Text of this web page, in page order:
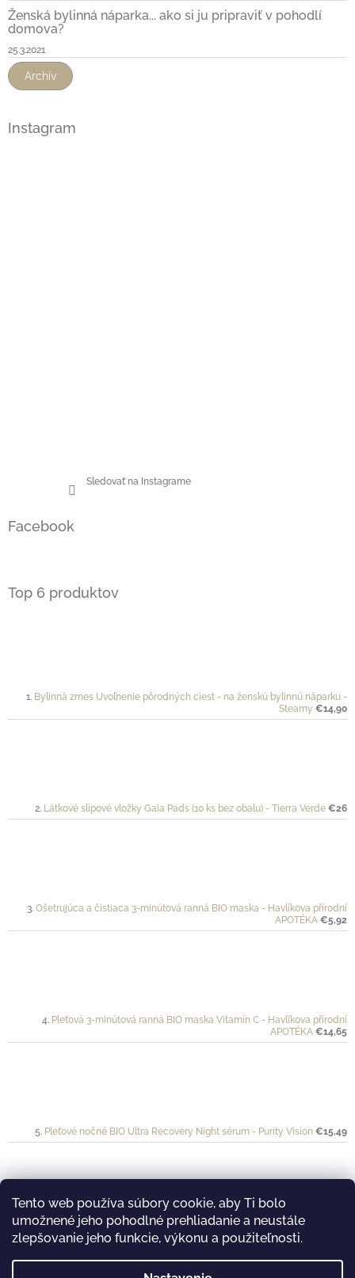
Tento web používa súbory cookie, aby Ti bolo
umožnené jeho pohodlné prehliadanie a neustále
zlepšovanie jeho funkcie, výkonu a použiteľnosti.
Ženská bylinná náparka... ako si ju pripraviť v pohodlí
domova?
25.3.2021
Archív
Instagram
Sledovať na Instagrame
Facebook
Top 6 produktov
Bylinná zmes Uvoľnenie pôrodných ciest - na ženskú bylinnú náparku -
Steamy €14,90
Látkové slipové vložky Gaia Pads (10 ks bez obalu) - Tierra Verde €26
Ošetrujúca a čistiaca 3-minútová ranná BIO maska - Havlíkova přírodní
APOTÉKA €5,92
Pleťová 3-minútová ranná BIO maska Vitamín C - Havlíkova přírodní
APOTÉKA €14,65
Pleťové nočné BIO Ultra Recovery Night sérum - Purity Vision €15,49
Ochranný krém pre športovkyne a športovcov VÉLO - Mylo